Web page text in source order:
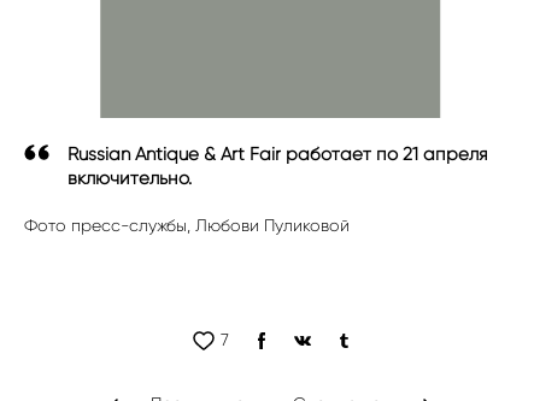
Russian Antique & Art Fair работает по 21 апреля
включительно.
Фото пресс-службы, Любови Пуликовой
7